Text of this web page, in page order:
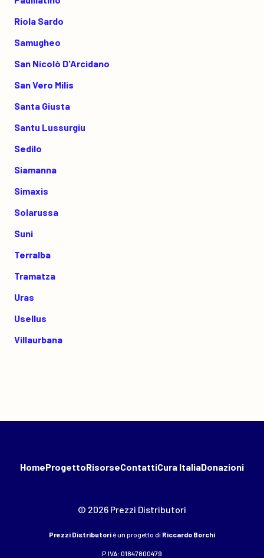
Riola Sardo
Samugheo
San Nicolò D'Arcidano
San Vero Milis
Santa Giusta
Santu Lussurgiu
Sedilo
Siamanna
Simaxis
Solarussa
Suni
Terralba
Tramatza
Uras
Usellus
Villaurbana
HomeProgettoRisorseContattiCura ItaliaDonazioni
© 2026 Prezzi Distributori
Prezzi Distributori è un progetto di Riccardo Borchi
P.IVA: 01847800479